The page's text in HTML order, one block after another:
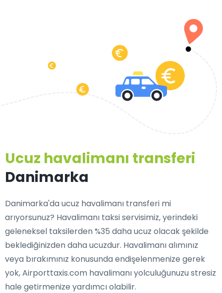
Ucuz havalimanı transferi
Danimarka
Danimarka'da ucuz havalimanı transferi mi
arıyorsunuz? Havalimanı taksi servisimiz, yerindeki
geleneksel taksilerden %35 daha ucuz olacak şekilde
beklediğinizden daha ucuzdur. Havalimanı alımınız
veya bırakımınız konusunda endişelenmenize gerek
yok, Airporttaxis.com havalimanı yolculuğunuzu stresiz
hale getirmenize yardımcı olabilir.